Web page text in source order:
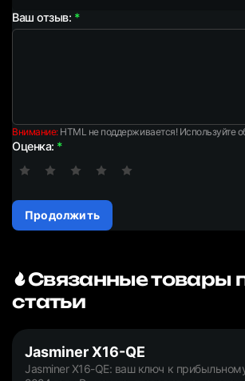
Ваш отзыв:
Внимание:HTML не поддерживается! Используйте
Оценка:
Продолжить
Связанные товары
статьи
Jasminer X16-QE
Jasminer X16-QE: ваш ключ к